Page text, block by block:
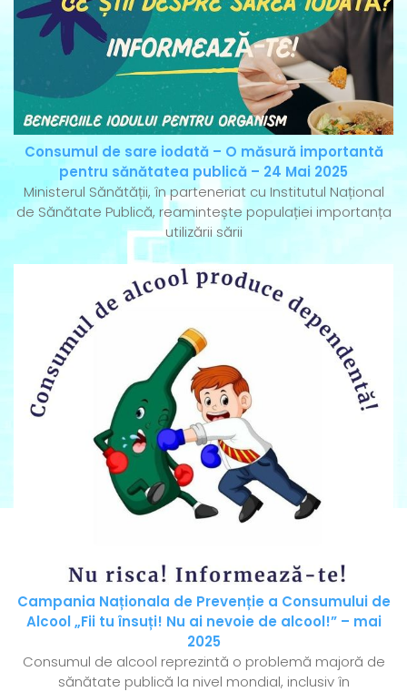
Consumul de sare iodată – O măsură importantă
pentru sănătatea publică – 24 Mai 2025
Ministerul Sănătății, în parteneriat cu Institutul Național
de Sănătate Publică, reamintește populației importanța
utilizării sării
Campania Naționala de Prevenție a Consumului de
Alcool „Fii tu însuți! Nu ai nevoie de alcool!” – mai
2025
Consumul de alcool reprezintă o problemă majoră de
sănătate publică la nivel mondial, inclusiv în